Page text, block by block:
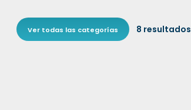
Ver todas las categorías 8 resultados